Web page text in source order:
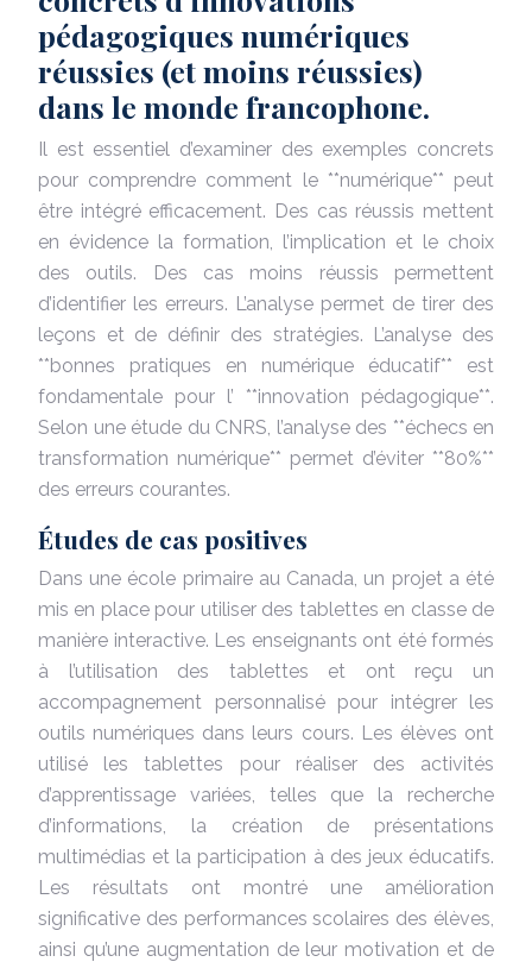
pédagogiques numériques
réussies (et moins réussies)
dans le monde francophone.
Il est essentiel d’examiner des exemples concrets
pour comprendre comment le **numérique** peut
être intégré efficacement. Des cas réussis mettent
en évidence la formation, l’implication et le choix
des outils. Des cas moins réussis permettent
d’identifier les erreurs. L’analyse permet de tirer des
leçons et de définir des stratégies. L’analyse des
**bonnes pratiques en numérique éducatif** est
fondamentale pour l’ **innovation pédagogique**.
Selon une étude du CNRS, l’analyse des **échecs en
transformation numérique** permet d’éviter **80%**
des erreurs courantes.
Études de cas positives
Dans une école primaire au Canada, un projet a été
mis en place pour utiliser des tablettes en classe de
manière interactive. Les enseignants ont été formés
à l’utilisation des tablettes et ont reçu un
accompagnement personnalisé pour intégrer les
outils numériques dans leurs cours. Les élèves ont
utilisé les tablettes pour réaliser des activités
d’apprentissage variées, telles que la recherche
d’informations, la création de présentations
multimédias et la participation à des jeux éducatifs.
Les résultats ont montré une amélioration
significative des performances scolaires des élèves,
ainsi qu’une augmentation de leur motivation et de